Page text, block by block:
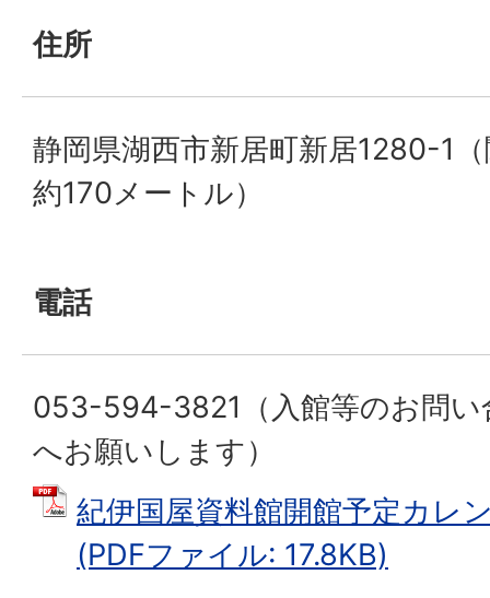
住所
静岡県湖西市新居町新居1280-1
約170メートル）
電話
053-594-3821（入館等のお問い
へお願いします）
紀伊国屋資料館開館予定カレ
(PDFファイル: 17.8KB)